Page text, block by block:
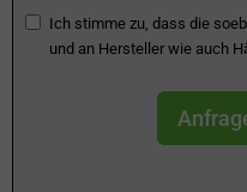
Ich stimme zu, dass die
und an Hersteller wie auch